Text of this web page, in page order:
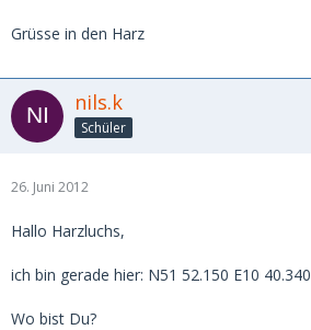
Grüsse in den Harz
nils.k
Schüler
26. Juni 2012
Hallo Harzluchs,
ich bin gerade hier: N51 52.150 E10 40.340
Wo bist Du?